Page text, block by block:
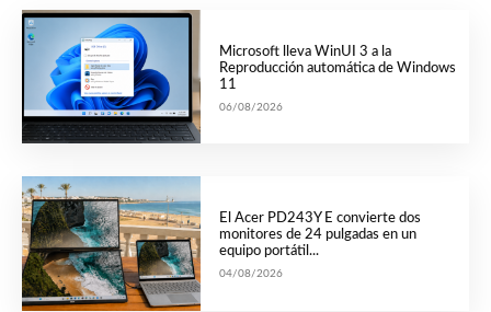
Microsoft lleva WinUI 3 a la
Reproducción automática de Windows
11
06/08/2026
El Acer PD243Y E convierte dos
monitores de 24 pulgadas en un
equipo portátil...
04/08/2026